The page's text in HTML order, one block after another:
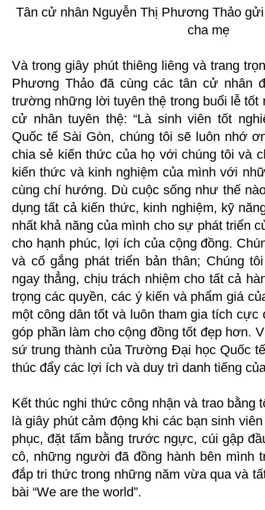
Tân cử nhân Nguyễn Thị Phương Thảo
cha mẹ
Và trong giây phút thiêng liêng và trang
Phương Thảo đã cùng các tân cử nhân
trường những lời tuyên thệ trong buổi lễ tốt
cử nhân tuyên thệ: “Là sinh viên tốt
Quốc tế Sài Gòn, chúng tôi sẽ luôn nhớ
chia sẻ kiến thức của họ với chúng tôi và
kiến thức và kinh nghiệm của mình với
cùng chí hướng. Dù cuộc sống như thế
dụng tất cả kiến thức, kinh nghiệm, kỹ
nhất khả năng của mình cho sự phát triển
cho hạnh phúc, lợi ích của cộng đồng.
và cố gắng phát triển bản thân; Chúng
ngay thẳng, chịu trách nhiệm cho tất cả
trọng các quyền, các ý kiến ​​và phẩm giá
một công dân tốt và luôn tham gia tích cực
góp phần làm cho cộng đồng tốt đẹp hơn.
sứ trung thành của Trường Đại học Quốc
thúc đẩy các lợi ích và duy trì danh tiếng
Kết thúc nghi thức công nhận và trao bằng
là giây phút cảm động khi các bạn sinh
phục, đặt tấm bằng trước ngực, cúi gập
cô, những người đã đồng hành bên mình
đắp tri thức trong những năm vừa qua và
bài “We are the world”.